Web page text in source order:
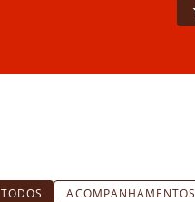
TODOS ACOMPANHAMENTOS